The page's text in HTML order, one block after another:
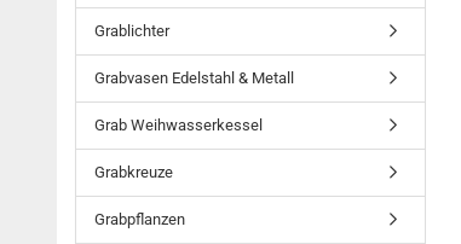
Grablichter
Grabvasen Edelstahl & Metall
Grab Weihwasserkessel
Grabkreuze
Grabpflanzen